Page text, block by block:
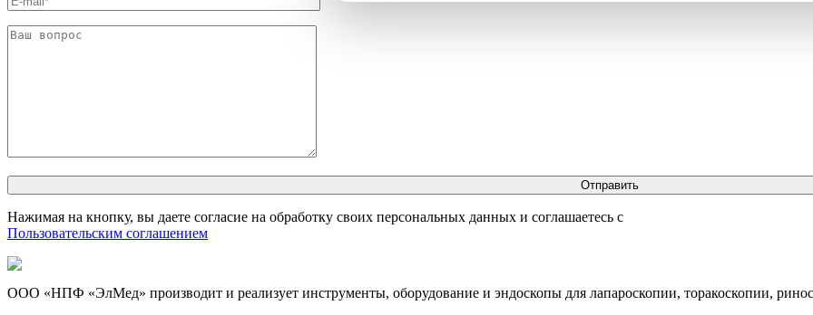
Нажимая на кнопку, вы даете согласие на обработку своих персональных данных и соглашаетесь с
Пользовательским соглашением
ООО «НПФ «ЭлМед» производит и реализует инструменты, оборудование и эндоскопы для лапароскопии, торакоскопии,